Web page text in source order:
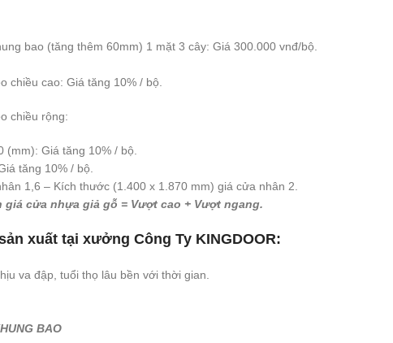
bao (tăng thêm 60mm) 1 mặt 3 cây: Giá 300.000 vnđ/bộ.
chiều cao: Giá tăng 10% / bộ.
chiều rộng:
Giá tăng 10% / bộ.
tăng 10% / bộ.
1,6 – Kích thước (1.400 x 1.870 mm) giá cửa nhân 2.
cửa nhựa giả gỗ = Vượt cao + Vượt ngang.
xuất tại xưởng Công Ty KINGDOOR:
va đập, tuổi thọ lâu bền với thời gian.
BAO